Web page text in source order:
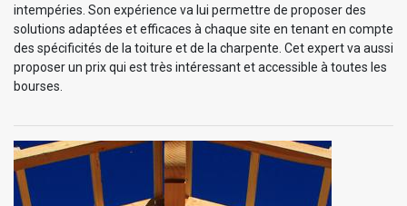
intempéries. Son expérience va lui permettre de proposer des
solutions adaptées et efficaces à chaque site en tenant en compte
des spécificités de la toiture et de la charpente. Cet expert va aussi
proposer un prix qui est très intéressant et accessible à toutes les
bourses.